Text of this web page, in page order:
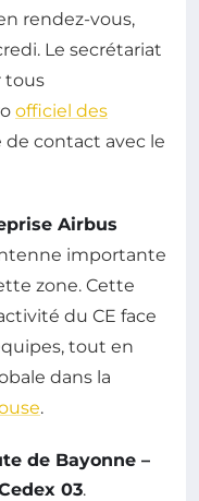
rendez-vous,
Le secrétariat
tous
officiel des
de contact avec le
Airbus
importante
zone. Cette
du CE face
tout en
dans la
.
de Bayonne –
03.